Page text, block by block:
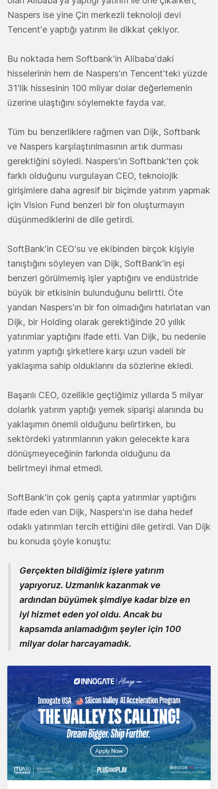
Naspers ise yine Çin merkezli teknoloji devi
Tencent'e yaptığı yatırım ile dikkat çekiyor.
Bu noktada hem Softbank'in Alibaba'daki
hisselerinin hem de Naspers'ın Tencent'teki yüzde
31'lik hissesinin 100 milyar dolar değerlemenin
üzerine ulaştığını söylemekte fayda var.
Tüm bu benzerliklere rağmen van Dijk, Softbank
ve Naspers karşılaştırılmasının artık durması
gerektiğini söyledi. Naspers'ın Softbank'ten çok
farklı olduğunu vurgulayan CEO, teknolojik
girişimlere daha agresif bir biçimde yatırım yapmak
için Vision Fund benzeri bir fon oluşturmayın
düşünmediklerini de dile getirdi.
SoftBank'in CEO'su ve ekibinden birçok kişiyle
tanıştığını söyleyen van Dijk, SoftBank'in eşi
benzeri görülmemiş işler yaptığını ve endüstride
büyük bir etkisinin bulunduğunu belirtti. Öte
yandan Naspers'ın bir fon olmadığını hatırlatan van
Dijk, bir Holding olarak gerektiğinde 20 yıllık
yatırımlar yaptığını ifade etti. Van Dijk, bu nedenle
yatırım yaptığı şirketlere karşı uzun vadeli bir
yaklaşıma sahip olduklarını da sözlerine ekledi.
Başarılı CEO, özellikle geçtiğimiz yıllarda 5 milyar
dolarlık yatırım yaptığı yemek siparişi alanında bu
yaklaşımın önemli olduğunu belirtirken, bu
sektördeki yatırımlarının yakın gelecekte kara
dönüşmeyeceğinin farkında olduğunu da
belirtmeyi ihmal etmedi.
SoftBank'in çok geniş çapta yatırımlar yaptığını
ifade eden van Dijk, Naspers'ın ise daha hedef
odaklı yatırımları tercih ettiğini dile getirdi. Van Dijk
bu konuda şöyle konuştu:
Gerçekten bildiğimiz işlere yatırım
yapıyoruz. Uzmanlık kazanmak ve
ardından büyümek şimdiye kadar bize en
iyi hizmet eden yol oldu. Ancak bu
kapsamda anlamadığım şeyler için 100
milyar dolar harcayamadık.